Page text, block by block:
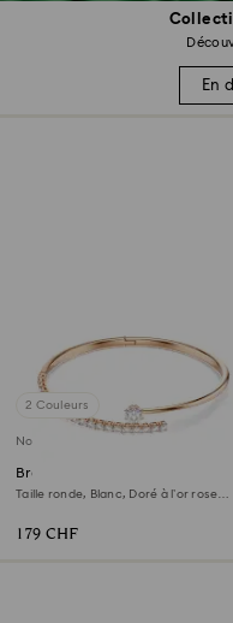
En
2 Couleurs
Nouveau
Bracelet-jonc Matrix
Taille ronde, Blanc, Doré à l’or rose
179 CHF